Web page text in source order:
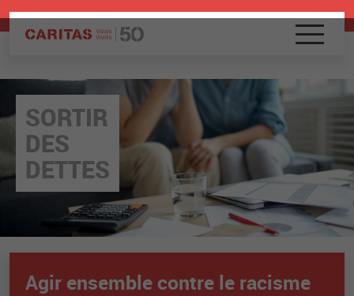
SORTIR
DES
DETTES
Agir ensemble contre le racisme